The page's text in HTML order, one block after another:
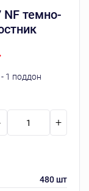
темно-
1 поддон
480 шт
+